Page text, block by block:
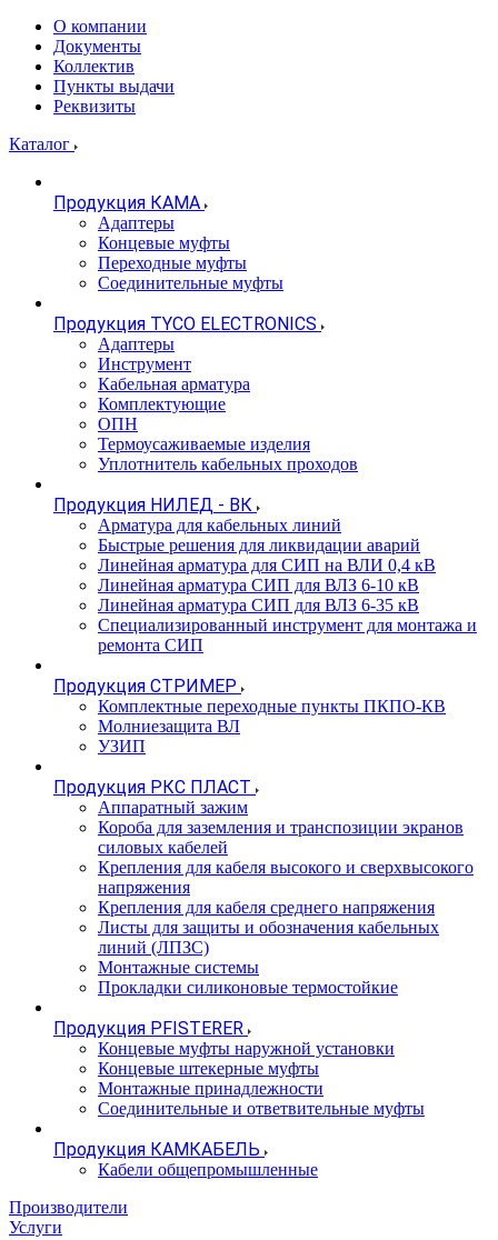
О компании
Документы
Коллектив
Пункты выдачи
Реквизиты
Каталог
Продукция КАМА
Адаптеры
Концевые муфты
Переходные муфты
Соединительные муфты
Продукция TYCO ELECTRONICS
Адаптеры
Инструмент
Кабельная арматура
Комплектующие
ОПН
Термоусаживаемые изделия
Уплотнитель кабельных проходов
Продукция НИЛЕД - ВК
Арматура для кабельных линий
Быстрые решения для ликвидации аварий
Линейная арматура для СИП на ВЛИ 0,4 кВ
Линейная арматура СИП для ВЛЗ 6-10 кВ
Линейная арматура СИП для ВЛЗ 6-35 кВ
Специализированный инструмент для монтажа и
ремонта СИП
Продукция СТРИМЕР
Комплектные переходные пункты ПКПО-КВ
Молниезащита ВЛ
УЗИП
Продукция РКС ПЛАСТ
Аппаратный зажим
Короба для заземления и транспозиции экранов
силовых кабелей
Крепления для кабеля высокого и сверхвысокого
напряжения
Крепления для кабеля среднего напряжения
Листы для защиты и обозначения кабельных
линий (ЛПЗС)
Монтажные системы
Прокладки силиконовые термостойкие
Продукция PFISTERER
Концевые муфты наружной установки
Концевые штекерные муфты
Монтажные принадлежности
Соединительные и ответвительные муфты
Продукция КАМКАБЕЛЬ
Кабели общепромышленные
Производители
Услуги